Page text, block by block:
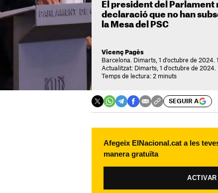
El president del Parlament
declaració que no han
la Mesa del PSC
Vicenç Pagès
Barcelona. Dimarts, 1 d'octubre de 2024.
Actualitzat: Dimarts, 1 d'octubre de 2024.
Temps de lectura: 2 minuts
SEGUIR A
Afegeix ElNacional.cat a les
manera gratuïta